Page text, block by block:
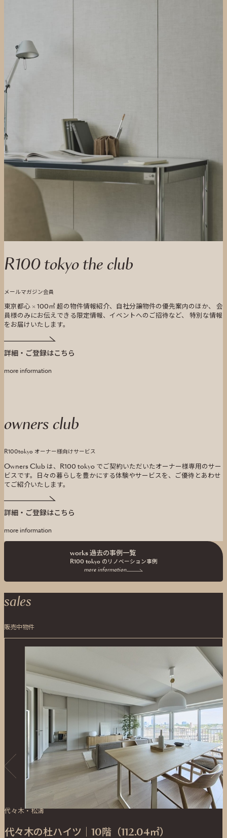
R100 tokyo the club
メールマガジン会員
東京都心 × 100㎡ 超の物件情報紹介、自社分譲物件の優先案内のほか、 会
員様のみにお伝えできる限定情報、イベントへのご招待など、 特別な情報
をお届けいたします。
詳細・ご登録はこちら
more information
owners club
R100tokyo オーナー様向けサービス
Owners Club は、R100 tokyo でご契約いただいたオーナー様専用のサー
ビスです。
日々の暮らしを豊かにする体験やサービスを、ご優待とあわせ
てご紹介いたします。
詳細・ご登録はこちら
more information
works 過去の事例一覧
R100 tokyo の リノベーション事例
more information
sales
販売中物件
代々木・松濤
代々木の杜ハイツ｜10階（112.04㎡）